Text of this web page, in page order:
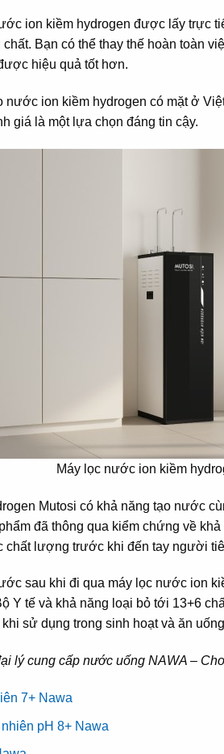
ion kiềm hydrogen được lấy trực
chất. Bạn có thể thay thế hoàn toàn
hiệu quả tốt hơn.
nước ion kiềm hydrogen có mặt ở
giá là một lựa chọn đáng tin cậy.
Máy lọc nước ion kiềm
Mutosi có khả năng tạo nước
đã thông qua kiểm chứng về
chất lượng trước khi đến tay người
sau khi đi qua máy lọc nước ion
Y tế và khả năng loại bỏ tới 13+6
sử dụng trong sinh hoạt và ăn
lý cung cấp nước uống NAWA –
7+ Nawa
pH 8+ Nawa